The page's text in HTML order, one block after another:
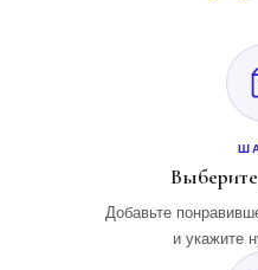
Добавьте
и укажите